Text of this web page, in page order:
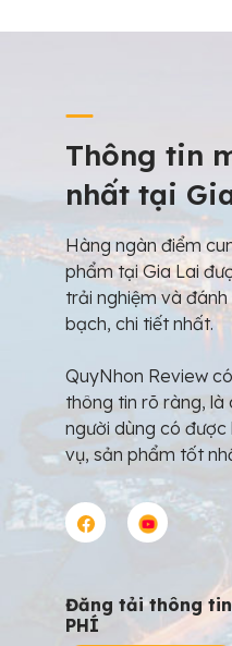
Thông tin
nhất tại
Hàng ngàn điểm
phẩm tại Gia Lai
trải nghiệm và
bạch, chi tiết nhất.
QuyNhon Review
thông tin rõ ràng, là
người dùng có được
vụ, sản phẩm tốt
Đăng tải thông
PHÍ